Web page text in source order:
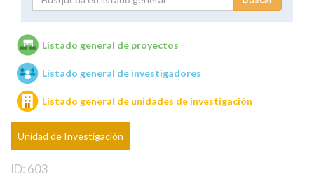
Unidades de investigación
Listado general de proyectos
Listado general de investigadores
Listado general de unidades de investigación
Unidad de Investigación
ID: 603